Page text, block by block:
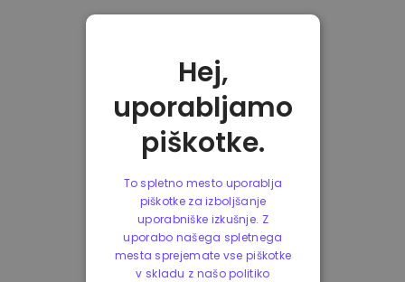
Hej,
uporabljamo
piškotke.
To spletno mesto uporablja
piškotke za izboljšanje
uporabniške izkušnje. Z
uporabo našega spletnega
mesta sprejemate vse piškotke
v skladu z našo politiko